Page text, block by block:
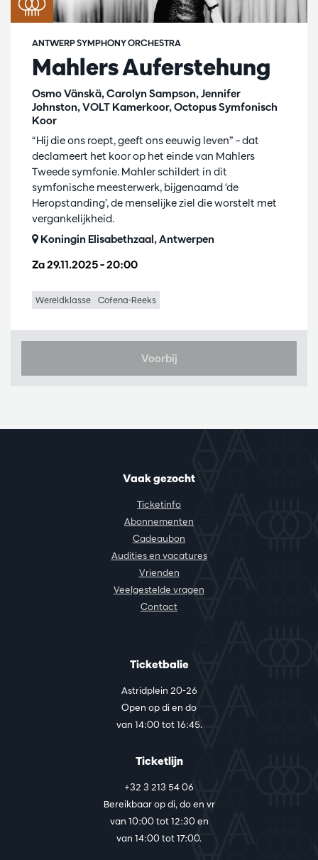
Mahlers Auferstehung
Osmo Vänskä, Carolyn Sampson, Jennifer
Johnston, VOLT Kamerkoor, Octopus Symfonisch
Koor
ANTWERP SYMPHONY ORCHESTRA
Za 29.11.2025– 20:00
“Hij die ons roept, geeft ons eeuwig leven” – dat
declameert het koor op het einde van Mahlers
Tweede symfonie. Mahler schildert in dit
symfonische meesterwerk, bijgenaamd ‘de
Heropstanding’, de menselijke ziel die worstelt met
vergankelijkheid.
Koningin Elisabethzaal, Antwerpen
Wereldklasse Cofena-Reeks
Voorbij
Vaak gezocht
Ticketinfo
Abonnementen
Cadeaubon
Audities en vacatures
Vrienden
Veelgestelde vragen
Contact
Ticketbalie
Astridplein 20-26
Open op di en do
van 14:00 tot 16:45.
Ticketlijn
+32 3 213 54 06
Bereikbaar op di, do en vr
van 10:00 tot 12:30 en
van 14:00 tot 17:00.